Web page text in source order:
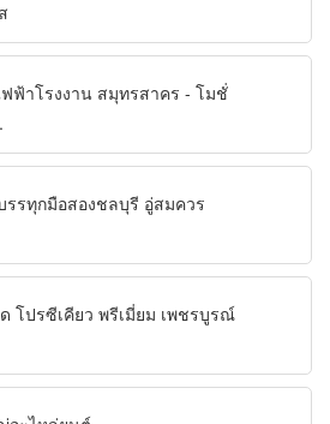
ฟ้าโรงงาน สมุทรสาคร - โมชั่
รรทุกมือสองชลบุรี อู่สมควร
โปรซีเคียว พรีเมี่ยม เพชรบูรณ์